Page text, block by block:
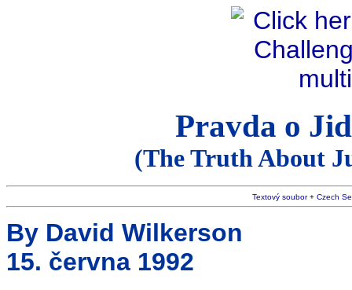
Pravda o
(The Truth About
Textový soubor+ Czech
By David Wilkerson
15. června 1992